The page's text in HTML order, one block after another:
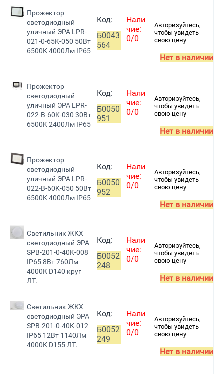
Прожектор
светодиодный
уличный ЭРА LPR-
021-0-65K-050 50Вт
6500К 4000Лм IP65
Код:
Б0043
564
Нали
чие:
0/0
Авторизуйтесь,
чтобы увидеть
свою цену
Нет в наличии
Прожектор
светодиодный
уличный ЭРА LPR-
022-B-60K-030 30Вт
6500K 2400Лм IP65
Код:
Б0050
951
Нали
чие:
0/0
Авторизуйтесь,
чтобы увидеть
свою цену
Нет в наличии
Прожектор
светодиодный
уличный ЭРА LPR-
022-B-60K-050 50Вт
6500K 4000Лм IP65
Код:
Б0050
952
Нали
чие:
0/0
Авторизуйтесь,
чтобы увидеть
свою цену
Нет в наличии
Светильник ЖКХ
светодиодный ЭРА
SPB-201-0-40K-008
IP65 8Вт 760Лм
4000К D140 круг
ЛТ.
Код:
Б0052
248
Нали
чие:
0/0
Авторизуйтесь,
чтобы увидеть
свою цену
Нет в наличии
Светильник ЖКХ
светодиодный ЭРА
SPB-201-0-40К-012
IP65 12Вт 1140Лм
4000К D155 ЛТ.
Код:
Б0052
249
Нали
чие:
0/0
Авторизуйтесь,
чтобы увидеть
свою цену
Нет в наличии